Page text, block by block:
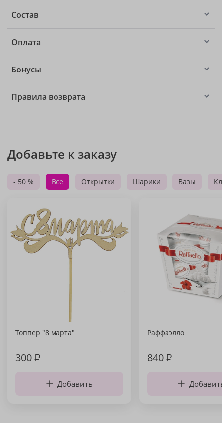
Состав
Оплата
Бонусы
Правила возврата
Добавьте к заказу
- 50 % Все Открытки Шарики Вазы
Топпер "8 марта"
300₽
Добавить
Раффаэлло
840₽